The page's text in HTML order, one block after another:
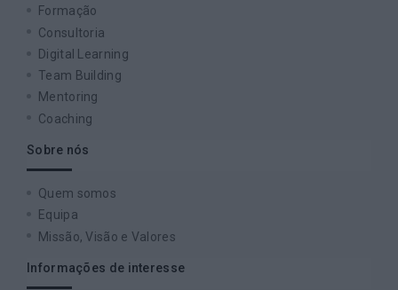
Formação
Consultoria
Digital Learning
Team Building
Mentoring
Coaching
Sobre nós
Quem somos
Equipa
Missão, Visão e Valores
Informações de interesse